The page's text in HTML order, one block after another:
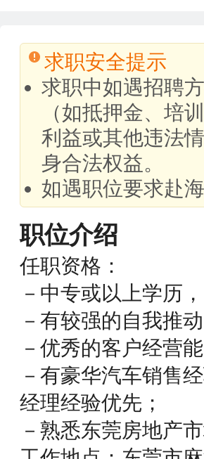
求职安全提示
求职中如遇招聘
（如抵押金、培
利益或其他违法
身合法权益。
如遇职位要求赴
职位介绍
任职资格：
－中专或以上学历
－有较强的自我推
－优秀的客户经营
－有豪华汽车销售
经理经验优先；
－熟悉东莞房地产